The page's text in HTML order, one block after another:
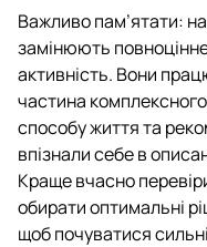
Важливо пам’ятати:
замінюють
активність. Вони
частина
способу життя та
впізнали себе в
Краще вчасно
обирати оптимальні
щоб почуватися